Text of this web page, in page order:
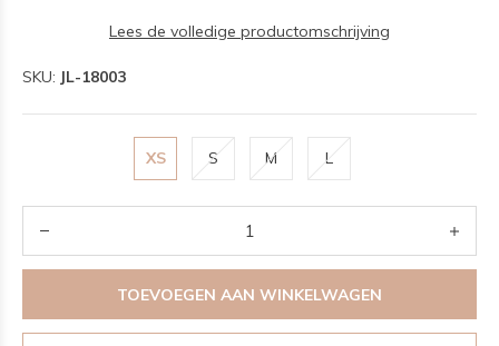
Lees de volledige productomschrijving
SKU: JL-18003
XS S M L
TOEVOEGEN AAN WINKELWAGEN